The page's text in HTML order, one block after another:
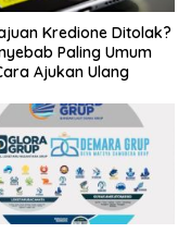
Kredione Ditolak?
Paling Umum
Ajukan Ulang